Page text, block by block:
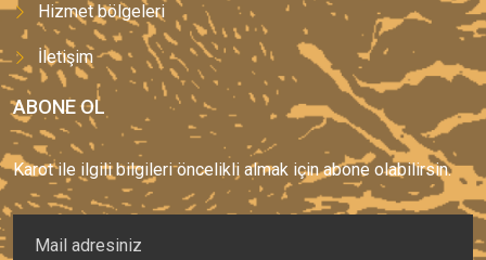
Hizmet bölgeleri
İletişim
ABONE OL
Karot ile ilgili bilgileri öncelikli almak için abone olabilirsin.